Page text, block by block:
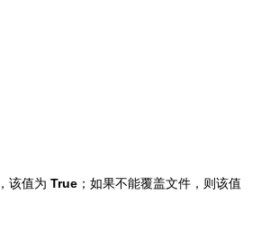
该值为 True ；如果不能覆盖文件，则该值